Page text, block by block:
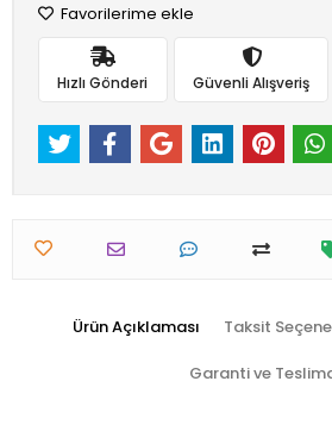
Favorilerime ekle
Hızlı Gönderi Güvenli Alışveriş
Ürün Açıklaması Taksit
Garanti ve